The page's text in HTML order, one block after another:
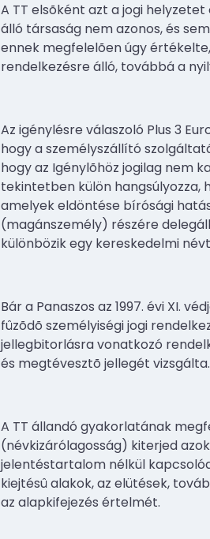
A TT elsõként azt a jogi
álló társaság nem azonos, és
ennek megfelelõen úgy
rendelkezésre álló, továbbá a
Az igénylésre válaszoló Plus 3
hogy a személyszállító
hogy az Igénylõhöz jogilag nem
tekintetben külön hangsúlyozza,
amelyek eldöntése bírósági
(magánszemély) részére
különbözik egy kereskedelmi
Bár a Panaszos az 1997. évi XI.
fûzõdõ személyiségi jogi
jellegbitorlásra vonatkozó
és megtévesztõ jellegét vizsgálta.
A TT állandó gyakorlatának
(névkizárólagosság) kiterjed
jelentéstartalom nélkül
kiejtésû alakok, az elütések,
az alapkifejezés értelmét.